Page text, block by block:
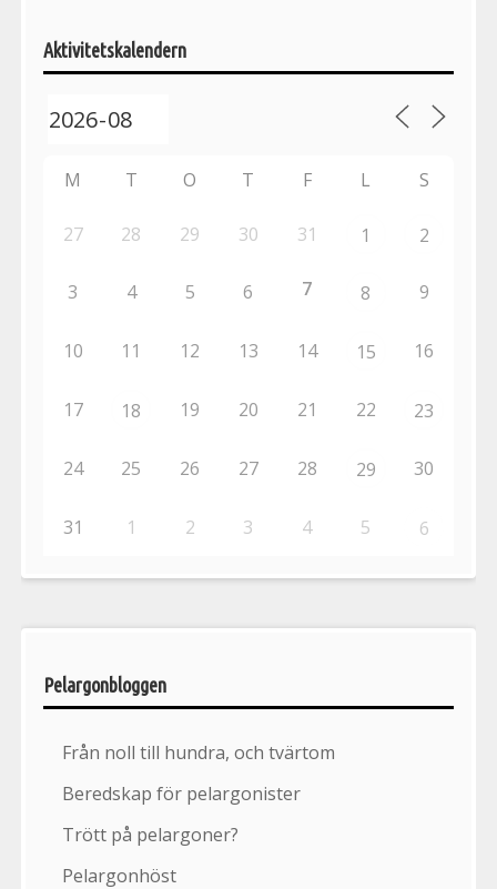
aktiviteter
Aktivitetskalendern
M T O T F L S
27 28 29 30 31 1 2
3 4 5 6 7 8 9
10 11 12 13 14 15 16
17 18 19 20 21 22 23
24 25 26 27 28 29 30
31 1 2 3 4 5 6
Pelargonbloggen
Från noll till hundra, och tvärtom
Beredskap för pelargonister
Trött på pelargoner?
Pelargonhöst